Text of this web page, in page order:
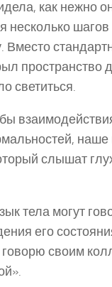
как нежно
несколько шагов
пространство
светиться.
слышат
тела могут
его
говорю своим